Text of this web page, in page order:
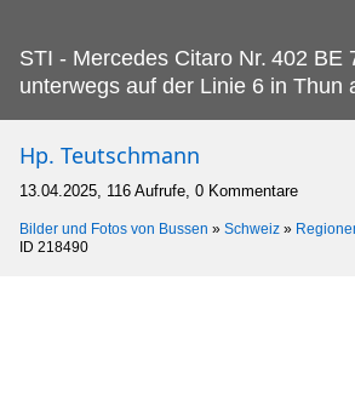
STI - Mercedes Citaro Nr. 402 BE
unterwegs auf der Linie 6 in Thun
Hp. Teutschmann
13.04.2025, 116 Aufrufe, 0 Kommentare
Bilder und Fotos von Bussen » Schweiz »
ID 218490